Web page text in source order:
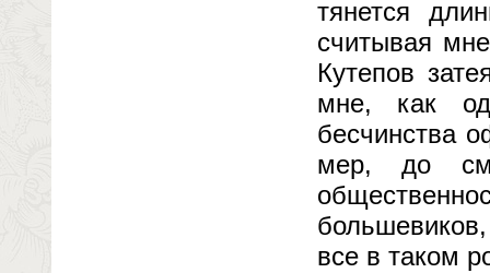
тянется
считывая
Кутепов
мне, как
бесчинства
мер, до
все в таком